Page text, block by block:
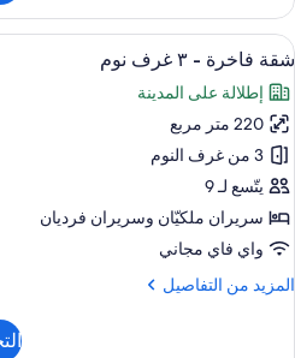
شقة
ديلوكس
-
نوم
استعراض
جميع
صور
شقة
فاخرة
-
٣
غرف
9
شقة فاخرة - ٣ غرف نوم
إطلالة على المدينة
220 متر مربع
3 من غرف النوم
يتّسع لـ 9
سريران ملكيّان‫‬ وسريران فرديان
واي فاي مجاني
المزيد من التفاصيل
المزيد